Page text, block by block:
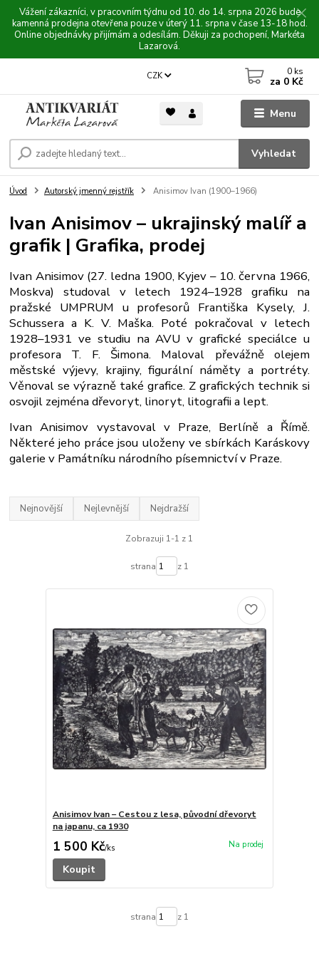
Vážení zákazníci, v pracovním týdnu od 10. do 14. srpna 2026 bude
kamenná prodejna otevřena pouze v úterý 11. srpna v čase 13-18 hod.
Online objednávky přijímám a odesílám. Děkuji za pochopení, Markéta
Lazarová.
Menu
CZK
Vyhledat
0 ks
za 0 Kč
Úvod Autorský jmenný rejstřík Anisimov Ivan (1900–1966)
Ivan Anisimov – ukrajinský malíř a
grafik | Grafika, prodej
Ivan Anisimov (27. ledna 1900, Kyjev – 10. června 1966,
Moskva) studoval v letech 1924–1928 grafiku na
pražské UMPRUM u profesorů Františka Kysely, J.
Schussera a K. V. Maška. Poté pokračoval v letech
1928–1931 ve studiu na AVU v grafické speciálce u
profesora T. F. Šimona. Maloval převážně olejem
městské výjevy, krajiny, figurální náměty a portréty.
Věnoval se výrazně také grafice. Z grafických technik si
osvojil zejména dřevoryt, linoryt, litografii a lept.
Ivan Anisimov vystavoval v Praze, Berlíně a Římě.
Některé jeho práce jsou uloženy ve sbírkách Karáskovy
galerie v Památníku národního písemnictví v Praze.
Nejnovější Nejlevnější Nejdražší
Zobrazuji 1-1 z 1
strana z 1
Anisimov Ivan – Cestou z lesa, původní dřevoryt
na japanu, ca 1930
1 500 Kč/ks
Koupit
strana z 1